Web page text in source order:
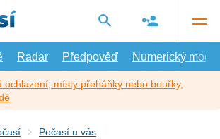
Radar Předpověď Numerický model
ochlazení, místy přeháňky nebo bouřky,
Počasí u vás